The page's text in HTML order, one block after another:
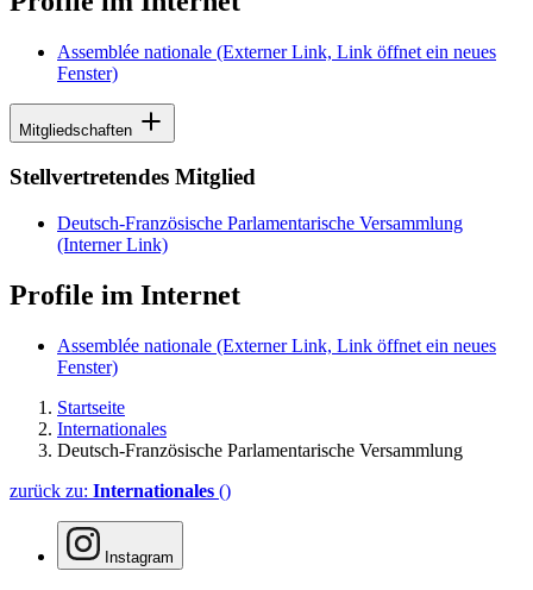
Assemblée nationale (Externer Link, Link öffnet ein neues
Fenster)
Mitgliedschaften
Stellvertretendes Mitglied
Deutsch-Französische Parlamentarische Versammlung
(Interner Link)
Profile im Internet
Assemblée nationale (Externer Link, Link öffnet ein neues
Fenster)
Startseite
Internationales
Deutsch-Französische Parlamentarische Versammlung
zurück zu: Internationales ()
Instagram